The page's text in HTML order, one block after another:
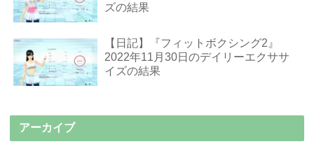
ズの結果
【日記】『フィットボクシング2』
2022年11月30日のデイリーエクササ
イズの結果
アーカイブ